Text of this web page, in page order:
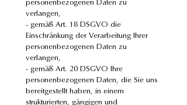
personenbezogenen Daten zu
verlangen,
- gemäß Art. 18 DSGVO die
Einschränkung der Verarbeitung Ihrer
personenbezogenen Daten zu
verlangen,
- gemäß Art. 20 DSGVO Ihre
personenbezogenen Daten, die Sie uns
bereitgestellt haben, in einem
strukturierten, gängigen und